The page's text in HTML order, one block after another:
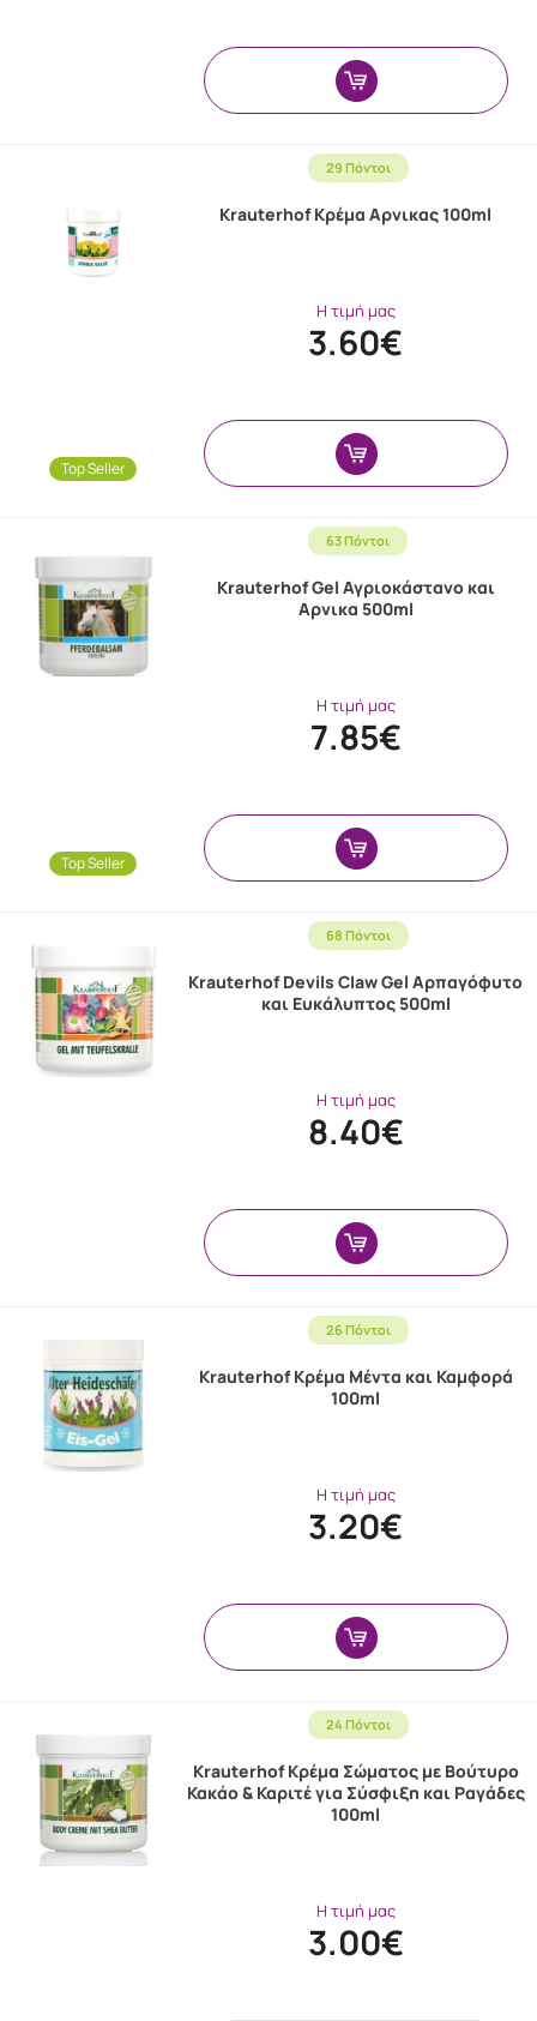
29 Πόντοι
Top Seller
Krauterhof Κρέμα Αρνικας 100ml
Η τιμή μας
3.60€
63 Πόντοι
Top Seller
Krauterhof Gel Αγριοκάστανο και
Αρνικα 500ml
Η τιμή μας
7.85€
68 Πόντοι
Krauterhof Devils Claw Gel Αρπαγόφυτο
και Ευκάλυπτος 500ml
Η τιμή μας
8.40€
26 Πόντοι
Krauterhof Κρέμα Μέντα και Καμφορά
100ml
Η τιμή μας
3.20€
24 Πόντοι
Krauterhof Κρέμα Σώματος με Βούτυρο
Κακάο & Καριτέ για Σύσφιξη και Ραγάδες
100ml
Η τιμή μας
3.00€